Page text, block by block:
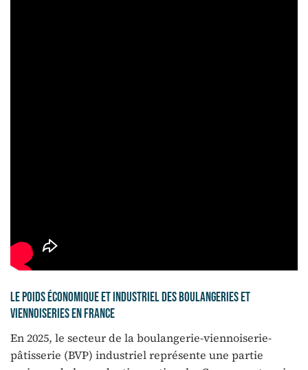
Le poids économique et industriel des boulangeries et
viennoiseries en France
En 2025, le secteur de la boulangerie-viennoiserie-
pâtisserie (BVP) industriel représente une partie